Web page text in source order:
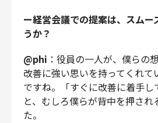
ー経営会議での提案は、スムー
うか？
@phi ：役員の一人が、僕らの
改善に強い思いを持ってくれて
ですね。「すぐに改善に着手し
と、むしろ僕らが背中を押され
た。